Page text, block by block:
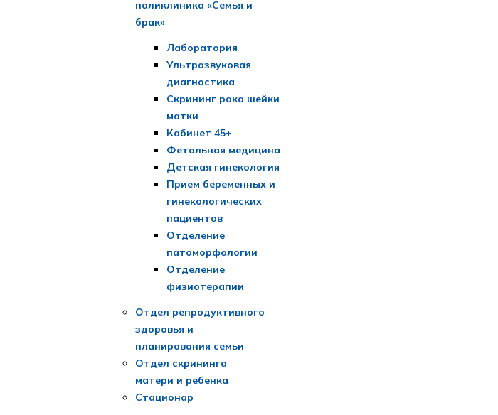
поликлиника «Семья и
брак»
Лаборатория
Ультразвуковая
диагностика
Скрининг рака шейки
матки
Кабинет 45+
Фетальная медицина
Детская гинекология
Прием беременных и
гинекологических
пациентов
Отделение
патоморфологии
Отделение
физиотерапии
Отдел репродуктивного
здоровья и
планирования семьи
Отдел скрининга
матери и ребенка
Стационар